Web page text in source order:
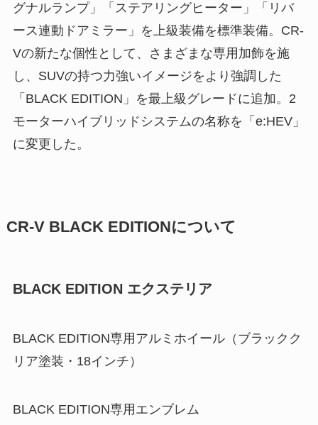
グナルランプ」「ステアリングヒーター」「リバ
ース連動ドアミラー」を上級装備を標準装備。CR-
Vの新たな個性として、さまざまな専用加飾を施
し、SUVの持つ力強いイメージをより強調した
「BLACK EDITION」を最上級グレードに追加。2
モーターハイブリッドシステムの名称を「e:HEV」
に変更した。
CR-V BLACK EDITIONについて
BLACK EDITION エクステリア
BLACK EDITION専用アルミホイール（ブラックク
リア塗装・18インチ）
BLACK EDITION専用エンブレム